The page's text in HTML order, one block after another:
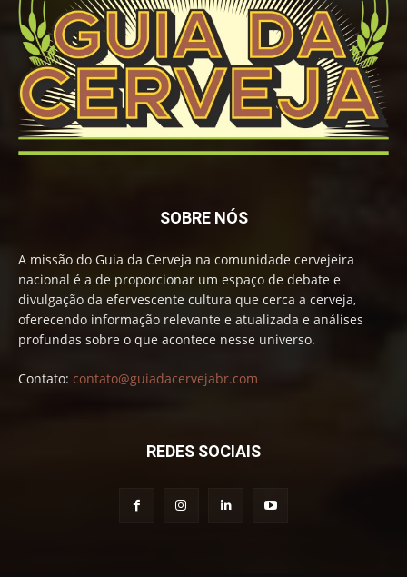
SOBRE NÓS
A missão do Guia da Cerveja na comunidade cervejeira
nacional é a de proporcionar um espaço de debate e
divulgação da efervescente cultura que cerca a cerveja,
oferecendo informação relevante e atualizada e análises
profundas sobre o que acontece nesse universo.
Contato: contato@guiadacervejabr.com
REDES SOCIAIS